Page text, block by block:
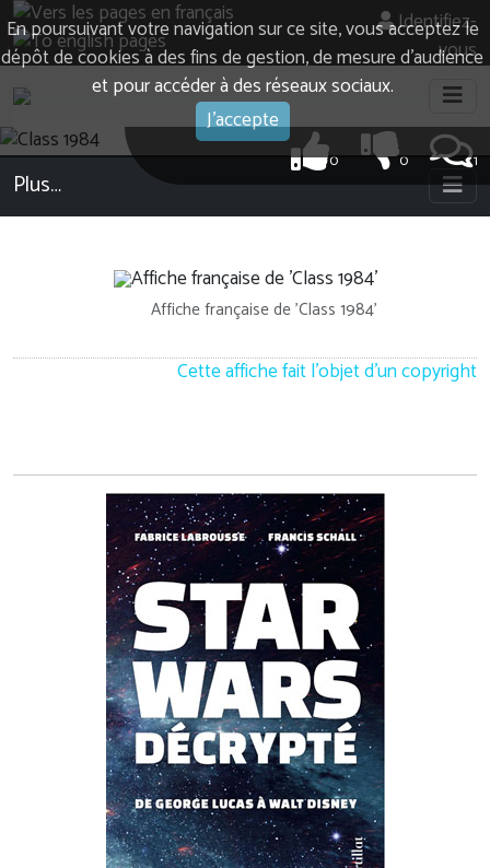
En poursuivant votre navigation sur ce site, vous acceptez le
dépôt de cookies à des fins de gestion, de mesure d’audience
et pour accéder à des réseaux sociaux.
J'accepte
Identifiez-
vous
1
0
0
Plus…
Affiche française de 'Class 1984'
Cette affiche fait l'objet d'un copyright